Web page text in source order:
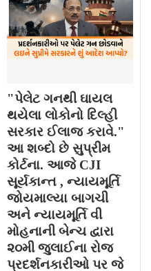
"પેલેટ ગનથી ઘાયલ
થયેલા લોકોનો દિલ્હી
સરકાર ઈલાજ કરાવે."
આ શબ્દો છે સુપ્રીમ
કોર્ટના. આજે CJI
સૂર્યકાન્ત , ન્યાયમૂર્તિ
જોયમાલ્યા બાગચી
અને ન્યાયમૂર્તિ વી
મોહનાની બેન્ચ દ્વારા
૨૦મી જુલાઈના રોજ
પ્રદર્શનકારીઓ પર જે